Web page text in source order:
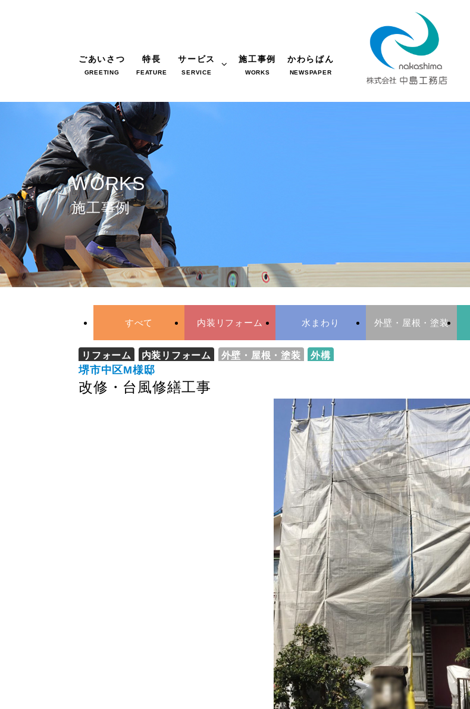
ごあいさつ
GREETING
特長
FEATURE
サービス
SERVICE
施工事例
WORKS
かわらばん
NEWSPAPER
WORKS
施工事例
すべて 内装リフォーム 水まわり 外壁・屋根・塗装
リフォーム 内装リフォーム 外壁・屋根・塗装 外構
堺市中区M様邸
改修・台風修繕工事